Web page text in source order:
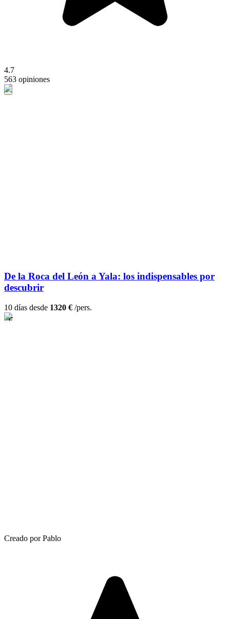
4.7
563 opiniones
De la Roca del León a Yala: los indispensables por
descubrir
10 días desde 1320 € /pers.
Creado por Pablo